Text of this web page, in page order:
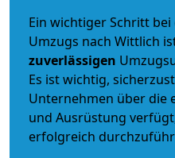
Ein wichtiger Schritt
Umzugs nach Wittlich
zuverlässigen
Es ist wichtig,
Unternehmen über die
und Ausrüstung
erfolgreich